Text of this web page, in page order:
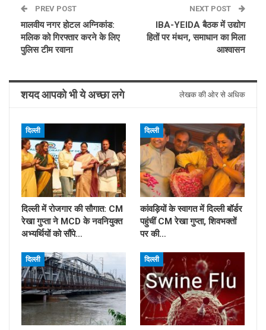
PREV POST
मालवीय नगर होटल अग्निकांड:
मलिक को गिरफ्तार करने के लिए
पुलिस टीम रवाना
NEXT POST
IBA-YEIDA बैठक में उद्योग
हितों पर मंथन, समाधान का मिला
आश्वासन
शयद आपको भी ये अच्छा लगे लेखक की ओर से अधिक
दिल्ली
दिल्ली में रोजगार की सौगात: CM
रेखा गुप्ता ने MCD के नवनियुक्त
अभ्यर्थियों को सौंपे…
दिल्ली
कांवड़ियों के स्वागत में दिल्ली बॉर्डर
पहुंचीं CM रेखा गुप्ता, शिवभक्तों
पर की…
दिल्ली दिल्ली